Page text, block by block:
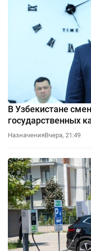
В Узбекистане
государственных
НазначенияВчера, 21:49